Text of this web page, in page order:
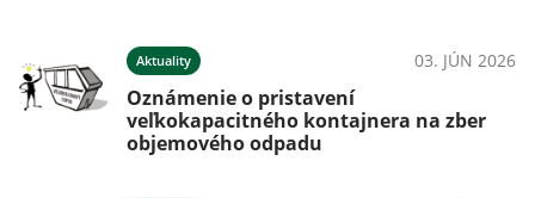
Aktuality 03. JÚN 2026
Oznámenie o pristavení
veľkokapacitného kontajnera na zber
objemového odpadu